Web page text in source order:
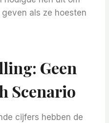
als ze hoesten
Geen
Scenario
cijfers hebben de